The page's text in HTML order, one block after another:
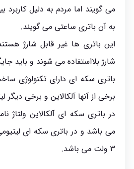
می گویند اما مردم به دلیل
به آن باتری ساعتی می گویند.
این باتری ها غیر قابل شارژ
شارژ بلااستفاده می شوند و باید
باتری سکه ای دارای تکنولوژی
برخی از آنها آلکالاین و برخی دیگر
می باشد و در باتری سکه ای
۳ ولت می باشد.